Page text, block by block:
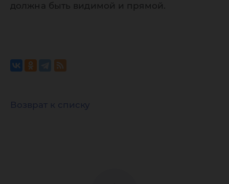
должна быть видимой и прямой.
Возврат к списку